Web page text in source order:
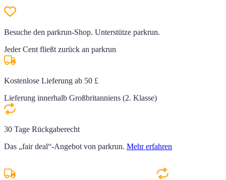
Besuche den parkrun-Shop. Unterstütze parkrun.
Jeder Cent fließt zurück an parkrun
Kostenlose Lieferung ab 50 £
Lieferung innerhalb Großbritanniens (2. Klasse)
30 Tage Rückgaberecht
Das „fair deal“-Angebot von parkrun. Mehr erfahren